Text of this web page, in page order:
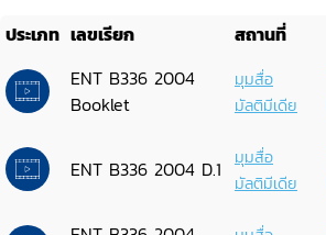
ประเภท เลขเรียก สถานที่
ENT B336 2004
Booklet
มุมสื่อ
มัลติมีเดีย
ENT B336 2004 D.1
มุมสื่อ
มัลติมีเดีย